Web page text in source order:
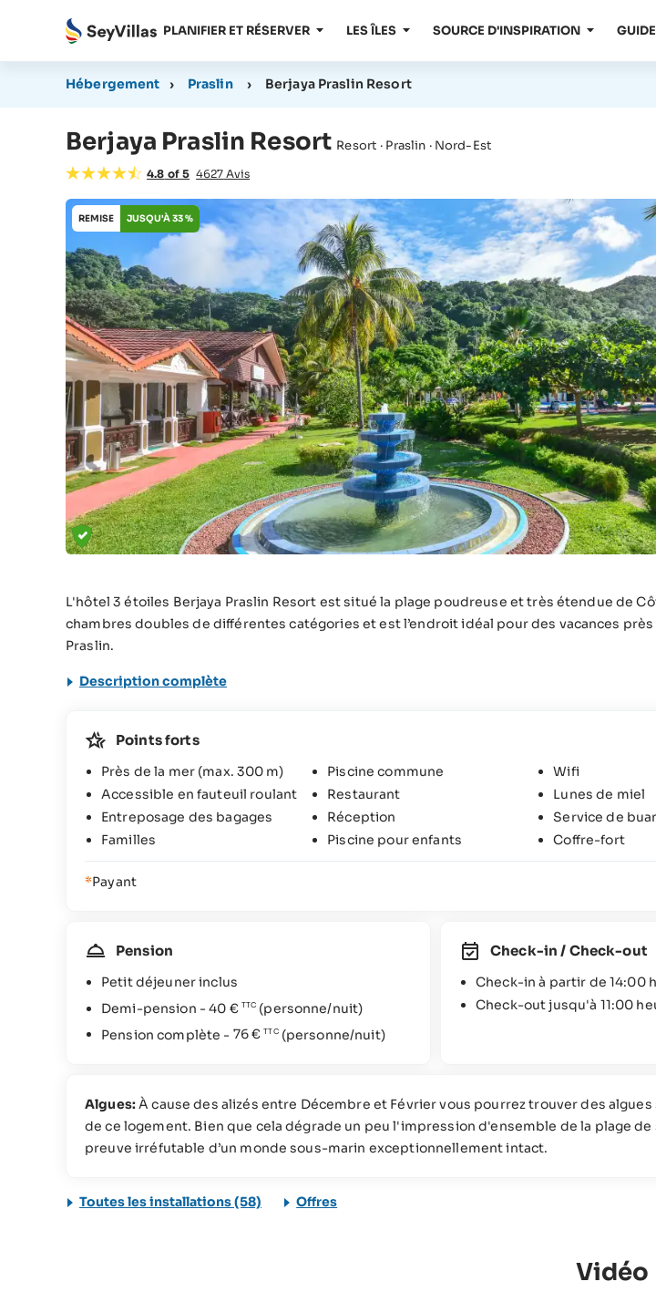
PLANIFIER ET RÉSERVER LES ÎLES SOURCE D'INSPIRATION
Hébergement › Praslin › Berjaya Praslin Resort
Berjaya Praslin Resort Resort · Praslin · Nord-Est
4.8 of 5 4627 Avis
REMISE JUSQU'À 33 %
L'hôtel 3 étoiles Berjaya Praslin Resort est situé la plage poudreuse et très étendue de
chambres doubles de différentes catégories et est l’endroit idéal pour des vacances près
Praslin.
Description complète
Points forts
Près de la mer (max. 300 m) Piscine commune
Wifi
Accessible en fauteuil roulant
Restaurant
Lunes de miel
Entreposage des bagages
Réception Service de
Familles
Piscine pour enfants Coffre-fort
*Payant
Pension
Petit déjeuner inclus
Demi-pension -40 €
(personne/nuit)
Pension complète - 76 € (personne/nuit)
Check-in / Check-out
Check-in à partir de 14:00
Check-out jusqu'à 11:00
Algues:À cause des alizés entre Décembre et Février vous pourrez trouver des algues
de ce logement. Bien que cela dégrade un peu l'impression d'ensemble de la plage de
preuve irréfutable d’un monde sous-marin exceptionnellement intact.
Toutes les installations (58) Offres
Vidéo